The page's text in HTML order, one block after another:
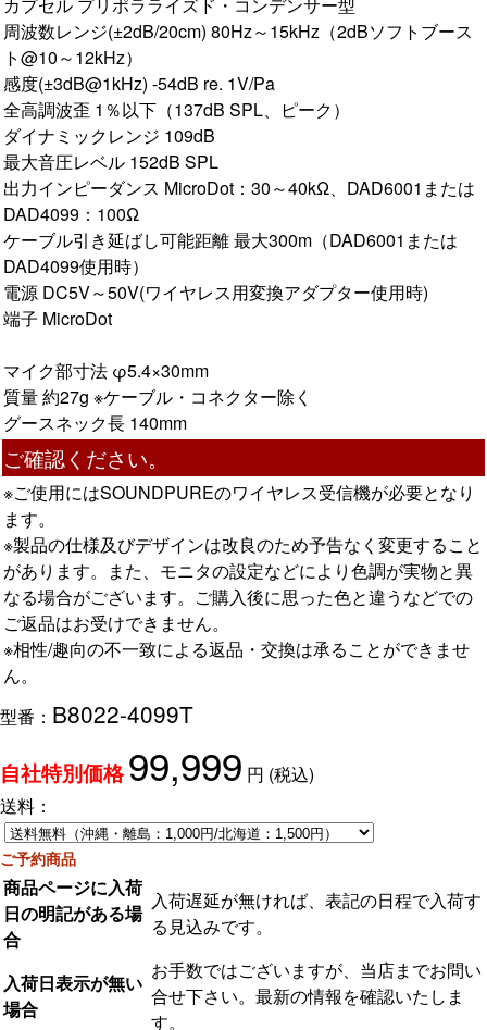
周波数レンジ(±2dB/20cm) 80Hz～15kHz（2dBソフトブース
ト@10～12kHz）
感度(±3dB@1kHz) -54dB re. 1V/Pa
全高調波歪 1％以下（137dB SPL、ピーク）
ダイナミックレンジ 109dB
最大音圧レベル 152dB SPL
出力インピーダンス MicroDot：30～40kΩ、DAD6001または
DAD4099：100Ω
ケーブル引き延ばし可能距離 最大300m（DAD6001または
DAD4099使用時）
電源 DC5V～50V(ワイヤレス用変換アダプター使用時)
端子 MicroDot
マイク部寸法 φ5.4×30mm
質量 約27g ※ケーブル・コネクター除く
グースネック長 140mm
ご確認ください。
※ご使用にはSOUNDPUREのワイヤレス受信機が必要となり
ます。
※製品の仕様及びデザインは改良のため予告なく変更すること
があります。また、モニタの設定などにより色調が実物と異
なる場合がございます。ご購入後に思った色と違うなどでの
ご返品はお受けできません。
※相性/趣向の不一致による返品・交換は承ることができませ
ん。
型番： B8022-4099T
自社特別価格 99,999 円 (税込)
送料：
ご予約商品
商品ページに入荷
日の明記がある場
合
入荷遅延が無ければ、表記の日程で入荷す
る見込みです。
入荷日表示が無い
場合
お手数ではございますが、当店までお問い
合せ下さい。最新の情報を確認いたしま
す。